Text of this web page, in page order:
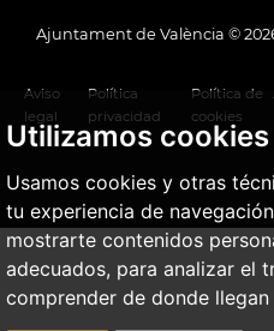
Utilizamos cookies
Usamos cookies y otras
tu experiencia de
mostrarte contenidos
adecuados, para analizar el
comprender de donde
Ajuntament de València ©
Aviso
legal
Política
privacidad
Política de
cookies